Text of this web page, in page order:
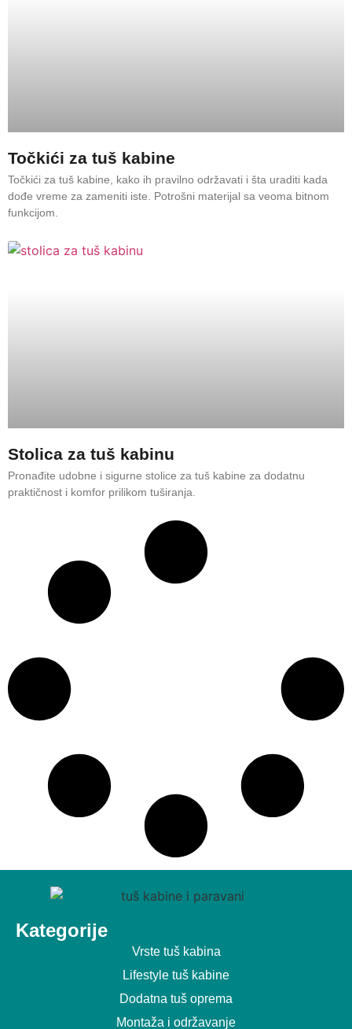
Točkići za tuš kabine
Točkići za tuš kabine, kako ih pravilno održavati i šta uraditi kada
dođe vreme za zameniti iste. Potrošni materijal sa veoma bitnom
funkcijom.
Stolica za tuš kabinu
Pronađite udobne i sigurne stolice za tuš kabine za dodatnu
praktičnost i komfor prilikom tuširanja.
Kategorije
Vrste tuš kabina
Lifestyle tuš kabine
Dodatna tuš oprema
Montaža i održavanje